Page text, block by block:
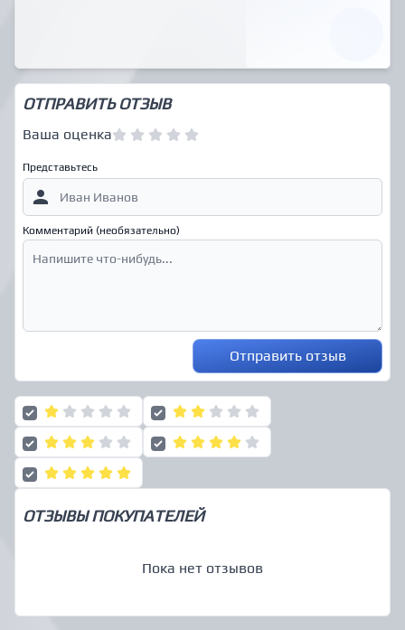
ОТПРАВИТЬ ОТЗЫВ
Ваша оценка
Представьтесь
Комментарий (необязательно)
Отправить отзыв
ОТЗЫВЫ ПОКУПАТЕЛЕЙ
Пока нет отзывов